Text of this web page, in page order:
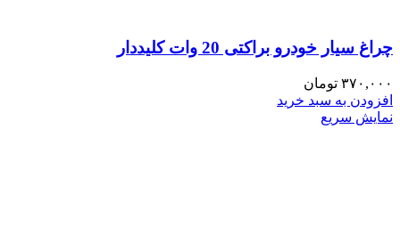
چراغ سیار خودرو براکتی 20 وات کلیددار
۳۷۰,۰۰۰ تومان
افزودن به سبد خرید
نمایش سریع